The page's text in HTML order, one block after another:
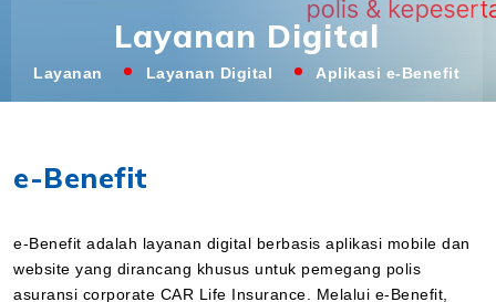
Layanan Digital
Layanan Layanan Digital Aplikasi e-Benefit
e-Benefit
e-Benefit adalah layanan digital berbasis aplikasi mobile dan
website yang dirancang khusus untuk pemegang polis
asuransi corporate CAR Life Insurance. Melalui e-Benefit,